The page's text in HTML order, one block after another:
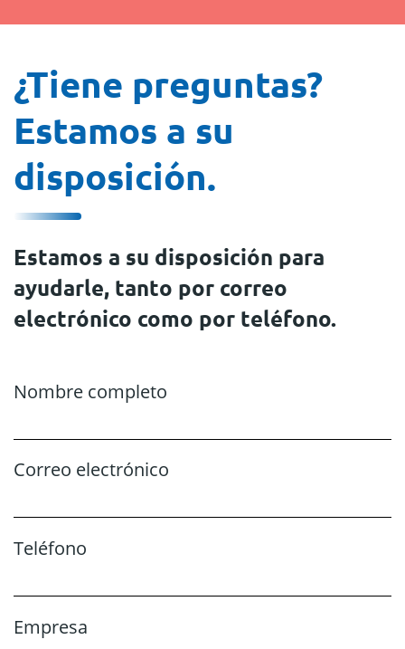
¿Tiene preguntas?
Estamos a su
disposición.
Estamos a su disposición para
ayudarle, tanto por correo
electrónico como por teléfono.
Nombre completo
Correo electrónico
Teléfono
Empresa